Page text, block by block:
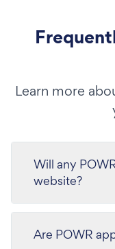
Learn more
Will any
website?
Are POWR